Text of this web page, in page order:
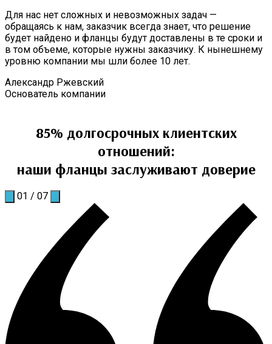
Для нас нет сложных и невозможных задач —
обращаясь к нам, заказчик всегда знает, что решение
будет найдено и фланцы будут доставлены в те сроки и
в том объеме, которые нужны заказчику. К нынешнему
уровню компании мы шли более 10 лет.
Александр Ржевский
Основатель компании
85% долгосрочных клиентских
отношений:
наши фланцы заслуживают доверие
01 / 07